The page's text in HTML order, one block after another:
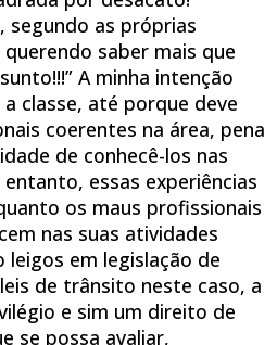
segundo as próprias
saber mais que
A minha intenção
classe, até porque deve
coerentes na área, pena
de conhecê-los nas
essas experiências
os maus profissionais
nas suas atividades
leigos em legislação de
de trânsito neste caso, a
e sim um direito de
se possa avaliar,